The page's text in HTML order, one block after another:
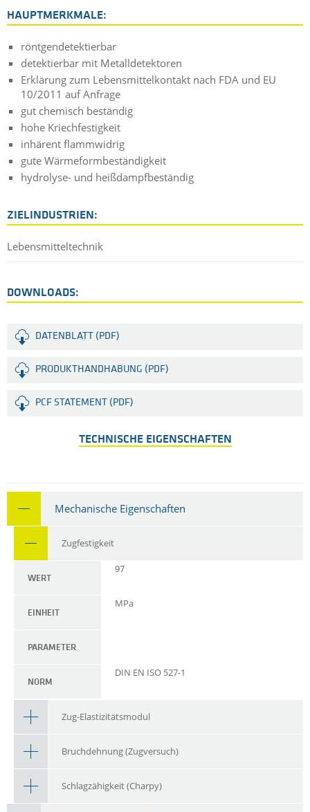
HAUPTMERKMALE:
röntgendetektierbar
detektierbar mit Metalldetektoren
Erklärung zum Lebensmittelkontakt nach FDA und EU
10/2011 auf Anfrage
gut chemisch beständig
hohe Kriechfestigkeit
inhärent flammwidrig
gute Wärmeformbeständigkeit
hydrolyse- und heißdampfbeständig
ZIELINDUSTRIEN:
Lebensmitteltechnik
DOWNLOADS:
DATENBLATT (PDF)
PRODUKTHANDHABUNG (PDF)
PCF STATEMENT (PDF)
TECHNISCHE EIGENSCHAFTEN
Mechanische Eigenschaften
Zugfestigkeit
WERT
97
EINHEIT
MPa
PARAMETER
NORM
DIN EN ISO 527-1
Zug-Elastizitätsmodul
Bruchdehnung (Zugversuch)
Schlagzähigkeit (Charpy)